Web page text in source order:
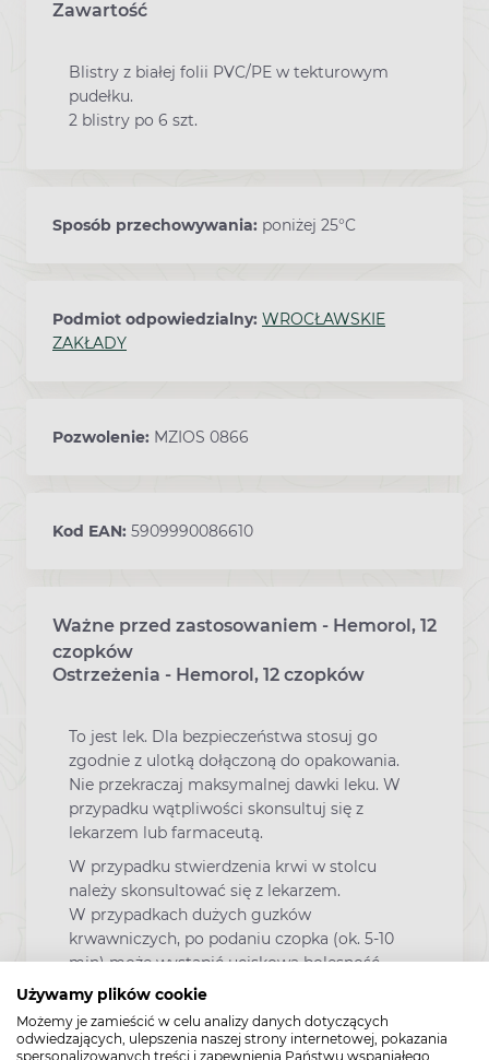
Używamy plików cookie
Możemy je zamieścić w celu analizy danych dotyczących
odwiedzających, ulepszenia naszej strony internetowej, pokazania
spersonalizowanych treści i zapewnienia Państwu wspaniałego
Zawartość
Blistry z białej folii PVC/PE w tekturowym
pudełku.
2 blistry po 6 szt.
Sposób przechowywania: poniżej 25°C
Podmiot odpowiedzialny: WROCŁAWSKIE
ZAKŁADY
Pozwolenie: MZIOS 0866
Kod EAN: 5909990086610
Ważne przed zastosowaniem - Hemorol, 12
czopków
Ostrzeżenia - Hemorol, 12 czopków
To jest lek. Dla bezpieczeństwa stosuj go
zgodnie z ulotką dołączoną do opakowania.
Nie przekraczaj maksymalnej dawki leku. W
przypadku wątpliwości skonsultuj się z
lekarzem lub farmaceutą.
W przypadku stwierdzenia krwi w stolcu
należy skonsultować się z lekarzem.
W przypadkach dużych guzków
krwawniczych, po podaniu czopka (ok. 5-10
min) może wystąpić uciskowa bolesność,
ustępująca po rozpuszczeniu się czopka.
W przypadku braku działania lub zaostrzenia
objawów chorobowych należy przerwać